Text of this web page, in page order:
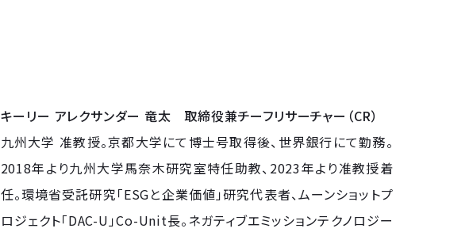
キーリー アレクサンダー 竜太 取締役兼チーフリサーチャー（CR）
九州大学 准教授。京都大学にて博士号取得後、世界銀行にて勤務。
2018年より九州大学馬奈木研究室特任助教、2023年より准教授着
任。環境省受託研究「ESGと企業価値」研究代表者、ムーンショットプ
ロジェクト「DAC-U」Co-Unit長。ネガティブエミッションテクノロジー